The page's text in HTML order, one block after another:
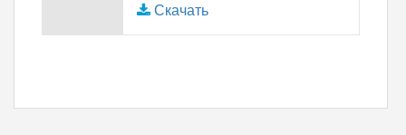
Скачать